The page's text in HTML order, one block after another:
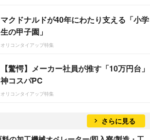
マクドナルドが40年にわたり支える「小学
生の甲子園」
オリコンタイアップ特集
【驚愕】メーカー社員が推す「10万円台」
神コスパPC
オリコンタイアップ特集
さらに見る